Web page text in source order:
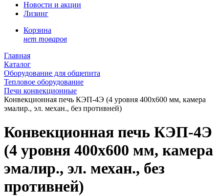
Новости и акции
Лизинг
Корзина
нет товаров
Главная
Каталог
Оборудование для общепита
Тепловое оборудование
Печи конвекционные
Конвекционная печь КЭП-4Э (4 уровня 400х600 мм, камера
эмалир., эл. механ., без противней)
Конвекционная печь КЭП-4Э
(4 уровня 400х600 мм, камера
эмалир., эл. механ., без
противней)